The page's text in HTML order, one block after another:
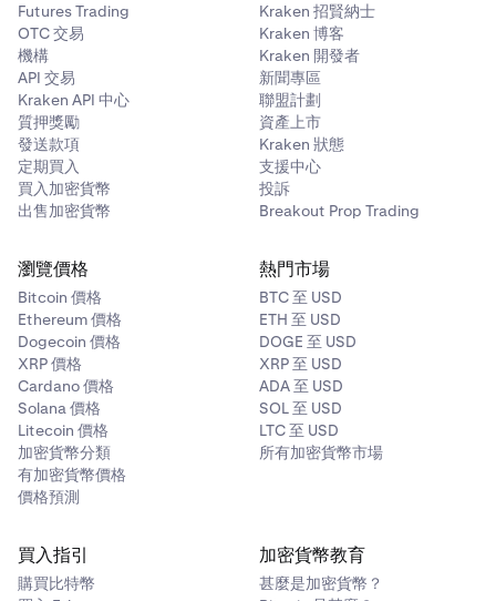
Futures Trading
OTC 交易
機構
API 交易
Kraken API 中心
質押獎勵
發送款項
定期買入
買入加密貨幣
出售加密貨幣
Kraken 招賢納士
Kraken 博客
Kraken 開發者
新聞專區
聯盟計劃
資產上市
Kraken 狀態
支援中心
投訴
Breakout Prop Trading
瀏覽價格
Bitcoin 價格
Ethereum 價格
Dogecoin 價格
XRP 價格
Cardano 價格
Solana 價格
Litecoin 價格
加密貨幣分類
有加密貨幣價格
價格預測
熱門市場
BTC 至 USD
ETH 至 USD
DOGE 至 USD
XRP 至 USD
ADA 至 USD
SOL 至 USD
LTC 至 USD
所有加密貨幣市場
買入指引
購買比特幣
加密貨幣教育
甚麼是加密貨幣？